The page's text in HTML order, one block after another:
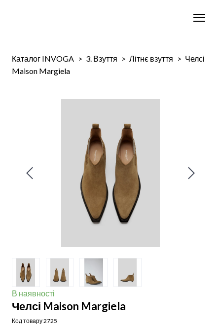
Каталог INVOGA 3. Взуття Літнє взуття
Челсі
Maison Margiela
В наявності
Челсі Maison Margiela
Код товару 2725